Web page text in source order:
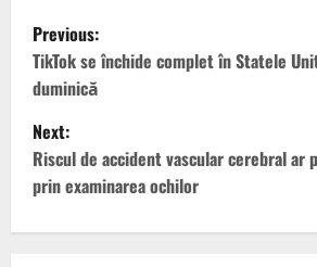
P
o
s
t
n
Previous:
TikTok se închide complet în Statele
duminică
Next:
Riscul de accident vascular cerebral ar
prin examinarea ochilor